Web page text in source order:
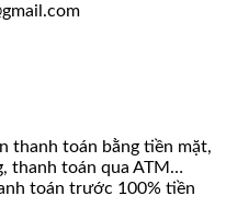
thanh toán bằng tiền mặt,
thanh toán qua ATM…
toán trước 100% tiền